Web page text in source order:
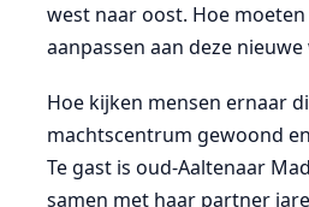
west naar oost. Hoe
aanpassen aan deze
Hoe kijken mensen ernaar
machtscentrum gewoond
Te gast is oud-Aaltenaar
samen met haar partner